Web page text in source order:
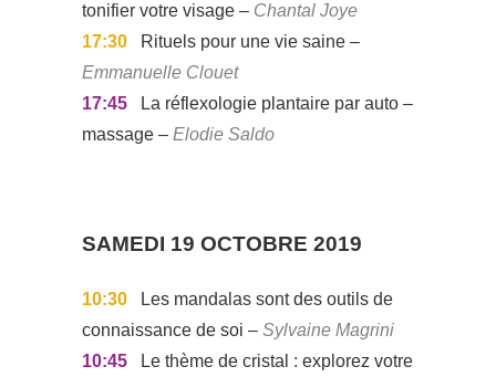
tonifier votre visage – Chantal Joye
17:30
Rituels pour une vie saine –
Emmanuelle Clouet
17:45
La réflexologie plantaire par auto –
massage – Elodie Saldo
SAMEDI 19 OCTOBRE 2019
10:30
Les mandalas sont des outils de
connaissance de soi – Sylvaine Magrini
10:45
Le thème de cristal : explorez votre